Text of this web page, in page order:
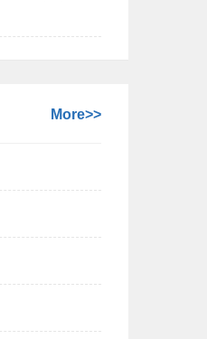
More>>